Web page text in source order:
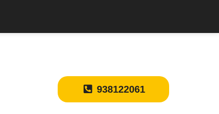
938122061